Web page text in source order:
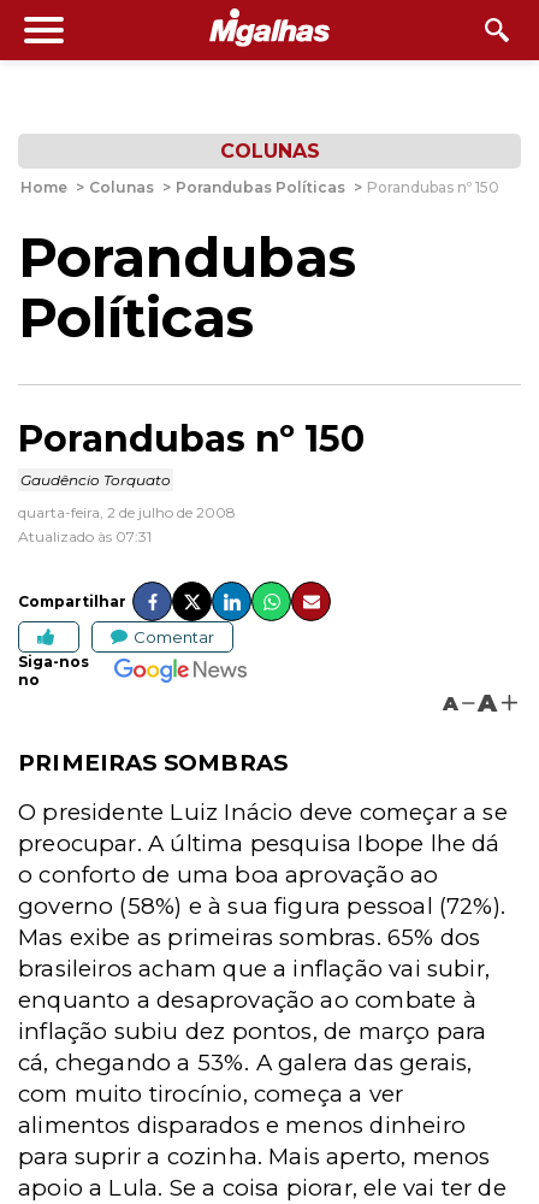
COLUNAS
Home > Colunas > Porandubas Políticas > Porandubas nº 150
Porandubas
Políticas
Porandubas nº 150
Gaudêncio Torquato
quarta-feira, 2 de julho de 2008
Atualizado às 07:31
Compartilhar
Comentar
Siga-nos
no
A A
PRIMEIRAS SOMBRAS
O presidente Luiz Inácio deve começar a se
preocupar. A última pesquisa Ibope lhe dá
o conforto de uma boa aprovação ao
governo (58%) e à sua figura pessoal (72%).
Mas exibe as primeiras sombras. 65% dos
brasileiros acham que a inflação vai subir,
enquanto a desaprovação ao combate à
inflação subiu dez pontos, de março para
cá, chegando a 53%. A galera das gerais,
com muito tirocínio, começa a ver
alimentos disparados e menos dinheiro
para suprir a cozinha. Mais aperto, menos
apoio a Lula. Se a coisa piorar, ele vai ter de